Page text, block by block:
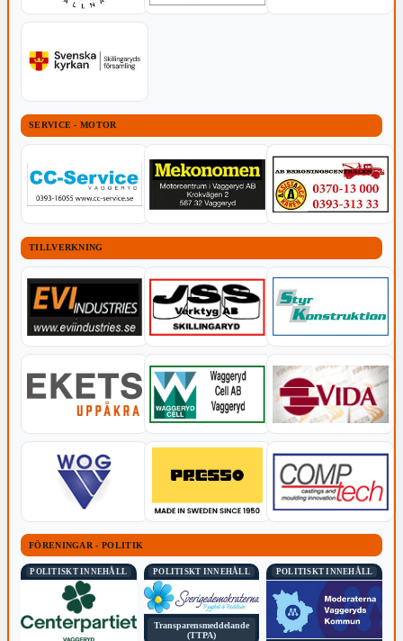
SERVICE - MOTOR
TILLVERKNING
FÖRENINGAR - POLITIK
POLITISKT INNEHÅLL POLITISKT INNEHÅLL
Transparensmeddelande
(TTPA)
POLITISKT INNEHÅLL